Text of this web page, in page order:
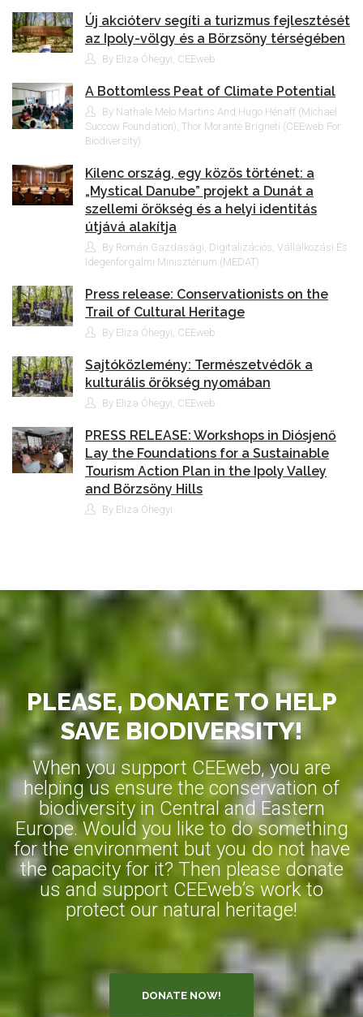
Új akcióterv segíti a turizmus fejlesztését
az Ipoly-völgy és a Börzsöny térségében
By Eliza Óhegyi, CEEweb
A Bottomless Peat of Climate Potential
By Nathale Melo Martins And Hugo Hénaff (Michael
Succow Foundation), Thor Morante Brigneti (CEEweb For
Biodiversity)
Kilenc ország, egy közös történet: a
„Mystical Danube” projekt a Dunát a
szellemi örökség és a helyi identitás
útjává alakítja
By Román Gazdasági, Digitalizációs, Vállalkozási És
Idegenforgalmi Minisztérium (MEDAT)
Press release: Conservationists on the
Trail of Cultural Heritage
By Eliza Óhegyi, CEEweb
Sajtóközlemény: Természetvédők a
kulturális örökség nyomában
By Eliza Óhegyi, CEEweb
PRESS RELEASE: Workshops in Diósjenő
Lay the Foundations for a Sustainable
Tourism Action Plan in the Ipoly Valley
and Börzsöny Hills
By Eliza Óhegyi
PLEASE, DONATE TO HELP
SAVE BIODIVERSITY!
When you support CEEweb, you are
helping us ensure the conservation of
biodiversity in Central and Eastern
Europe. Would you like to do something
for the environment but you do not have
the capacity for it? Then please donate
us and support CEEweb’s work to
protect our natural heritage!
DONATE NOW!